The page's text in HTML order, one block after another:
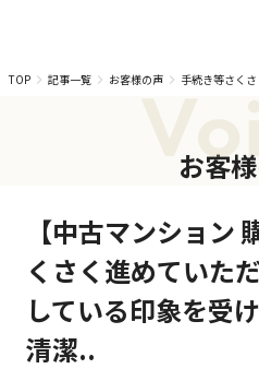
TOP
記事一覧 お客様の声 手続き等さく
お客
【中古マンション
くさく進めていた
している印象を受
清潔..